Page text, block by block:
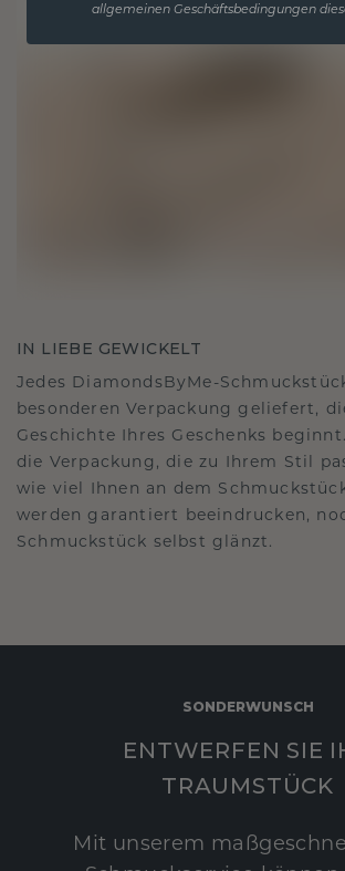
IN LIEBE GEWICKELT
Jedes DiamondsByMe-
besonderen Verpackung geliefert,
Geschichte Ihres Geschenks
die Verpackung, die zu Ihrem Stil
wie viel Ihnen an dem
werden garantiert beeindrucken,
Schmuckstück selbst glänzt.
SONDERWUNSCH
ENTWERFEN SIE
TRAUMSTÜCK
Mit unserem
allgemeinen Geschäftsbedingungen